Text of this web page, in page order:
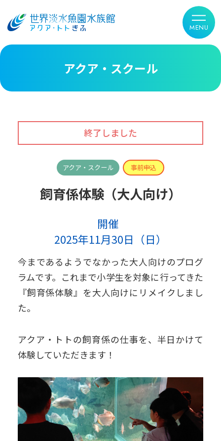
アクア・スクール
アクア・スクール 事前申込
飼育係体験（大人向け）
開催
2025年11月30日（日）
今まであるようでなかった大人向けのプログ
ラムです。これまで小学生を対象に行ってきた
『飼育係体験』を大人向けにリメイクしまし
た。
アクア・トトの飼育係の仕事を、半日かけて
体験していただきます！